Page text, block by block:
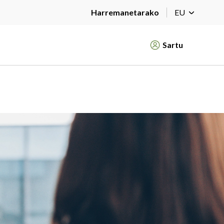
Harremanetarako EU
Sartu